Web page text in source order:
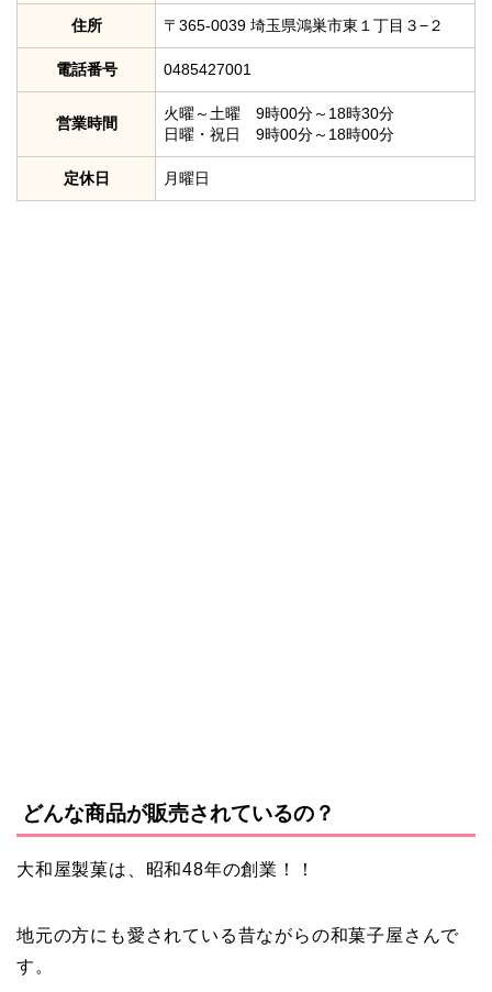
住所 〒365-0039 埼玉県鴻巣市東１丁目３−２
電話番号 0485427001
営業時間
火曜～土曜 9時00分～18時30分
日曜・祝日 9時00分～18時00分
定休日 月曜日
どんな商品が販売されているの？
大和屋製菓は、昭和48年の創業！！
地元の方にも愛されている昔ながらの和菓子屋さんで
す。